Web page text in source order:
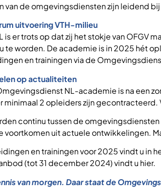
de omgevingsdiensten zijn leidend
uitvoering VTH-milieu
er trots op dat zij het stokje van OFGV
te worden. De academie is in 2025 hét
en trainingen via de
op actualiteiten
NL-academie is na een
2 opleiders zijn gecontracteerd.
continu tussen de
voortkomen uit actuele ontwikkelingen.
en trainingen voor 2025 vindt u in
(tot 31 december 2024) vindt u hier.
van morgen. Daar staat de